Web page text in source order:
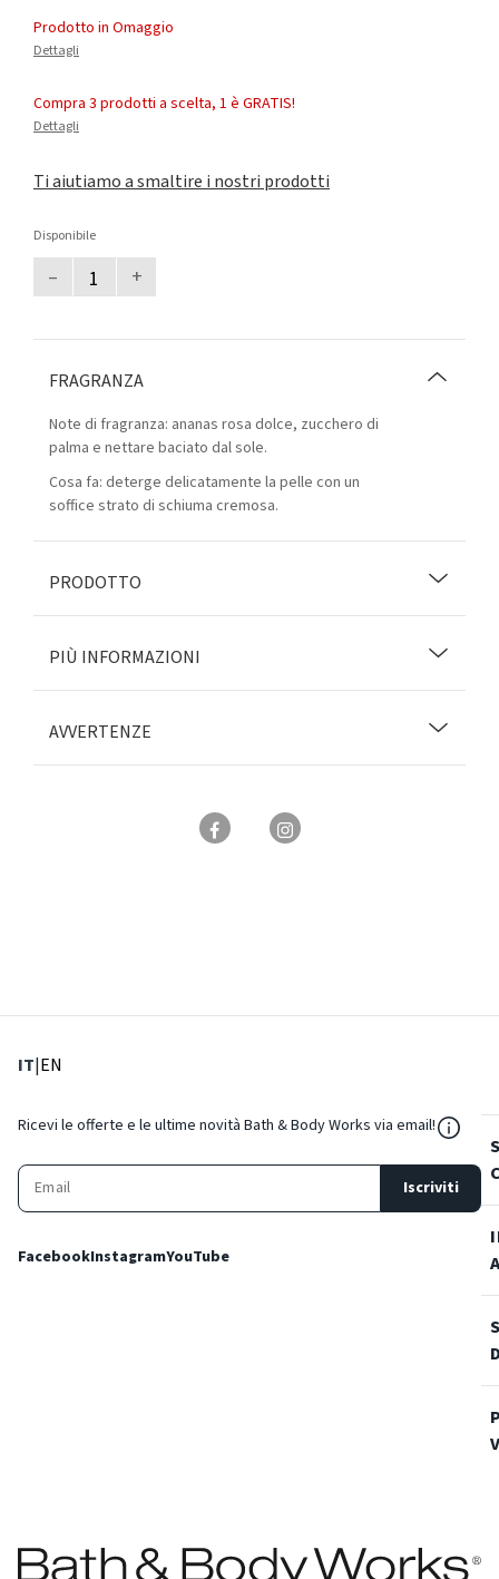
Prodotto in Omaggio
Dettagli
Compra 3 prodotti a scelta, 1 è GRATIS!
Dettagli
Ti aiutiamo a smaltire i nostri prodotti
Disponibile
– +
FRAGRANZA
Note di fragranza: ananas rosa dolce, zucchero di
palma e nettare baciato dal sole.
Cosa fa: deterge delicatamente la pelle con un
soffice strato di schiuma cremosa.
PRODOTTO
PIÙ INFORMAZIONI
AVVERTENZE
IT: Lingua corrente
|EN
Ricevi le offerte e le ultime novità Bath & Body Works via email!
Iscriviti
FacebookInstagramYouTube